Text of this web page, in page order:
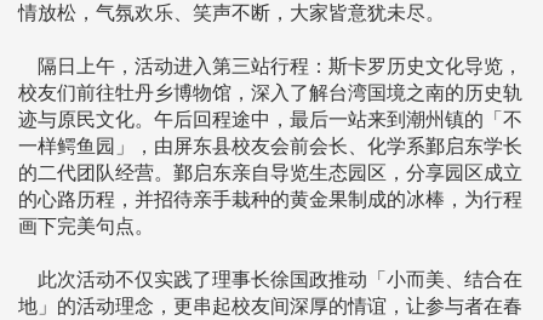
情放松，气氛欢乐、笑声不断，大家皆意犹未尽。
隔日上午，活动进入第三站行程：斯卡罗历史文化导览，
校友们前往牡丹乡博物馆，深入了解台湾国境之南的历史轨
迹与原民文化。午后回程途中，最后一站来到潮州镇的「不
一样鳄鱼园」，由屏东县校友会前会长、化学系鄞启东学长
的二代团队经营。鄞启东亲自导览生态园区，分享园区成立
的心路历程，并招待亲手栽种的黄金果制成的冰棒，为行程
画下完美句点。
此次活动不仅实践了理事长徐国政推动「小而美、结合在
地」的活动理念，更串起校友间深厚的情谊，让参与者在春